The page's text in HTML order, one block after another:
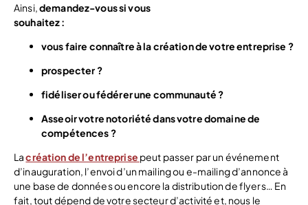
Ainsi,demandez-vous si vous
souhaitez :
vous faire connaître à la création de votre entreprise ?
prospecter ?
fidéliser ou fédérer une communauté ?
Asseoir votre notoriété dans votre domaine de
compétences ?
Lacréation de l’entreprise peut passer par un événement
d’inauguration, l’envoi d’un mailing ou e-mailing d’annonce à
une base de données ou encore la distribution de flyers… En
fait, tout dépend de votre secteur d’activité et, nous le